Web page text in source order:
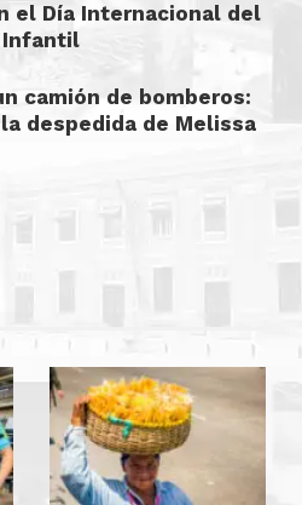
el Día Internacional del
Infantil
camión de bomberos:
despedida de Melissa